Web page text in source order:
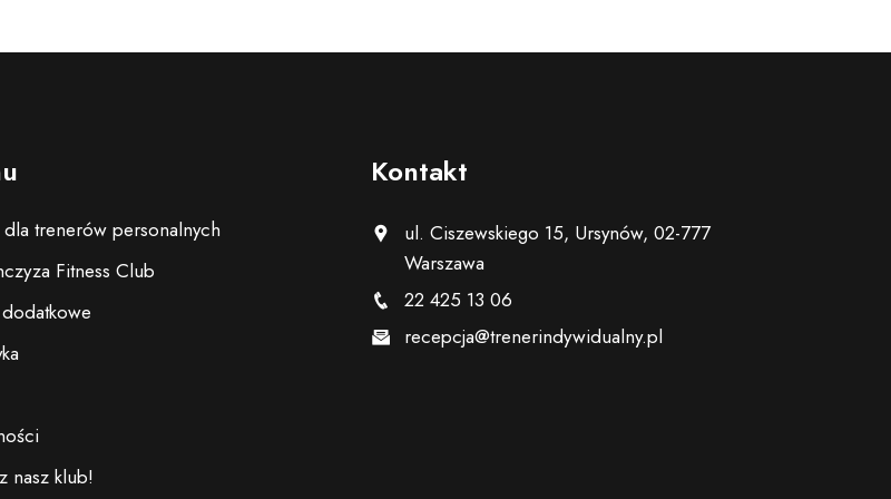
trenerów personalnych
Fitness Club
dodatkowe
nasz klub!
Kontakt
ul. Ciszewskiego 15, Ursynów, 02-777
Warszawa
22 425 13 06
recepcja@trenerindywidualny.pl